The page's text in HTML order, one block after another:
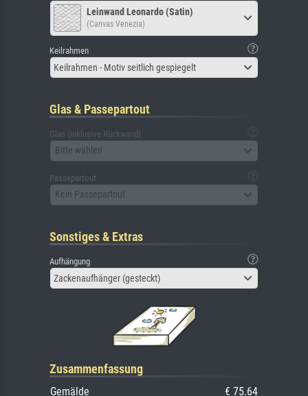
Leinwand Leonardo (Satin)
(Canvas Venezia)
Keilrahmen
Keilrahmen - Motiv seitlich gespiegelt
Glas & Passepartout
Glas (inklusive Rückwand)
Bitte wählen
Passepartout
Kein Passepartout
Sonstiges & Extras
Aufhängung
Zackenaufhänger (gesteckt)
Zusammenfassung
Gemälde
€ 75.64